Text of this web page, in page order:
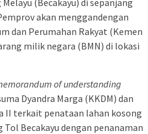
akan menggandengan
dan Perumahan Rakyat (Kemen
milik negara (BMN) di lokasi
of understanding
Dyandra Marga (KKDM) dan
II terkait penataan lahan kosong
Becakayu dengan penanaman